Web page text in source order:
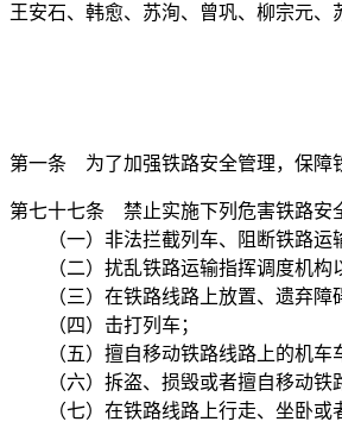
王安石、韩愈、苏洵、曾巩、柳宗元、
第一条 为了加强铁路安全管理，保障
第七十七条 禁止实施下列危害铁路安
（一）非法拦截列车、阻断铁路运
（二）扰乱铁路运输指挥调度机构
（三）在铁路线路上放置、遗弃障
（四）击打列车；
（五）擅自移动铁路线路上的机车车
（六）拆盗、损毁或者擅自移动铁路
（七）在铁路线路上行走、坐卧或